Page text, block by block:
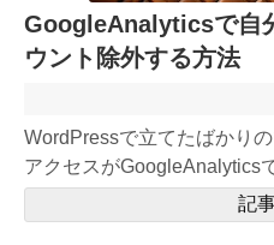
GoogleAnalyticsで自
ウント除外する方法
WordPressで立てたばかり
アクセスがGoogleAnalytics
記